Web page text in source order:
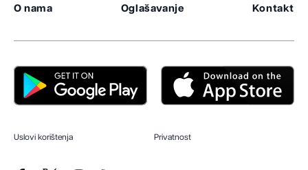
O nama Oglašavanje Kontakt
Uslovi korištenja Privatnost